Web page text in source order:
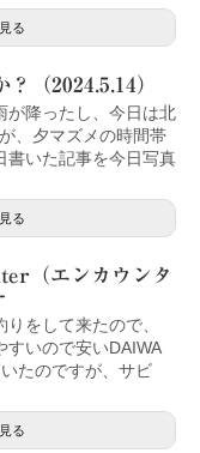
る
（2024.5.14）
が降ったし、今日は北
、夕マズメの時間帯
書いた記事を今日写真
る
（エンカウンタ
をして来たので、
すいので安いDAIWA
たのですが、サビ
る